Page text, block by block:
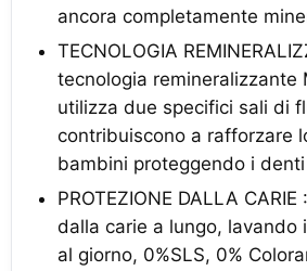
ancora completamente
TECNOLOGIA
tecnologia remineralizzante
utilizza due specifici sali di
contribuiscono a rafforzare
bambini proteggendo i
PROTEZIONE DALLA
dalla carie a lungo, lavando
al giorno, 0%SLS, 0%